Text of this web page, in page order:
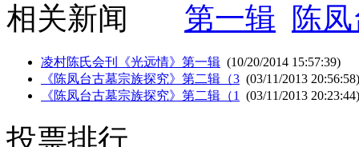
相关新闻
第一辑 陈
凌村陈氏会刊《光远情》第一辑 (10/20/2014 15:57:39)
《陈凤台古墓宗族探究》第二辑（3 (03/11/2013 20:56:58)
《陈凤台古墓宗族探究》第二辑（1
(03/11/2013 20:23:44)
投票排行